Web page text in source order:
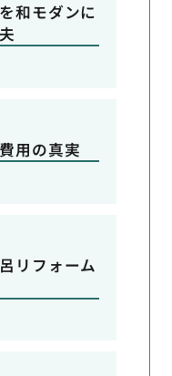
和モダンに
用の真実
リフォーム